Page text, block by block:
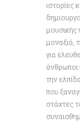
ιστορίες
μουσικής
μοναξιά,
για
την
που
στάχτες